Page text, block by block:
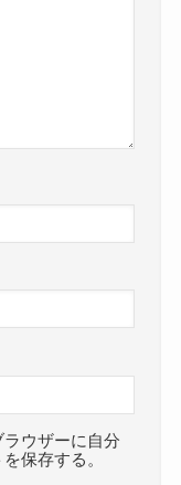
ウザーに自分
保存する。